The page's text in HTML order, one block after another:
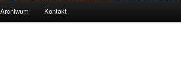
Archiwum Kontakt